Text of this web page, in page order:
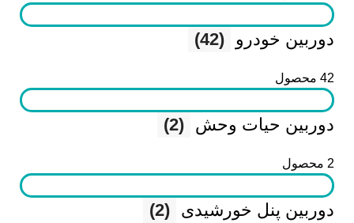
دوربین خودرو (42)
42 محصول
دوربین حیات وحش (2)
2 محصول
دوربین پنل خورشیدی (2)